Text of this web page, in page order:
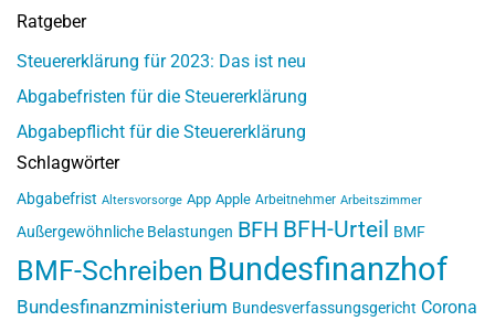
Ratgeber
Steuererklärung für 2023: Das ist neu
Abgabefristen für die Steuererklärung
Abgabepflicht für die Steuererklärung
Schlagwörter
Abgabefrist Altersvorsorge App Apple Arbeitnehmer Arbeitszimmer
Außergewöhnliche Belastungen BFH BFH-Urteil BMF
BMF-Schreiben Bundesfinanzhof
Bundesfinanzministerium Bundesverfassungsgericht Corona